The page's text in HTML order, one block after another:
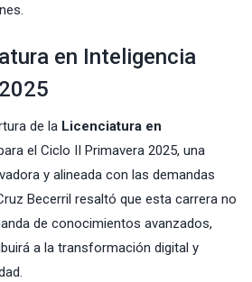
en Inteligencia
de la Licenciatura en
el Ciclo II Primavera 2025, una
y alineada con las demandas
Becerril resaltó que esta carrera no
de conocimientos avanzados,
a la transformación digital y